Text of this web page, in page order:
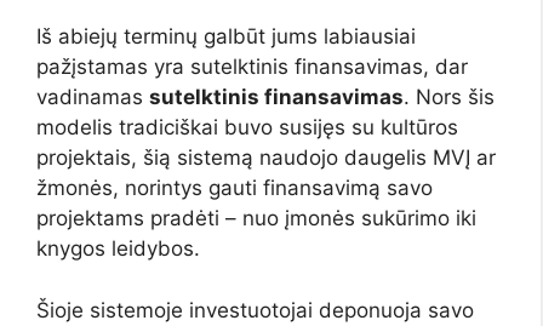
Iš abiejų terminų galbūt jums labiausiai
pažįstamas yra sutelktinis finansavimas, dar
vadinamas sutelktinis finansavimas. Nors šis
modelis tradiciškai buvo susijęs su kultūros
projektais, šią sistemą naudojo daugelis MVĮ ar
žmonės, norintys gauti finansavimą savo
projektams pradėti – nuo įmonės sukūrimo iki
knygos leidybos.
Šioje sistemoje investuotojai deponuoja savo